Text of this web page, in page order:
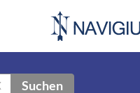
Suchen